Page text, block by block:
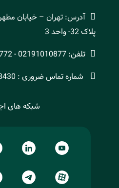
آدرس: تهران – خیابان
پلاک 32- واحد 3
تلفن: 02191010877 - 02154772
شماره تماس ضروری : 09912788430
شبکه های